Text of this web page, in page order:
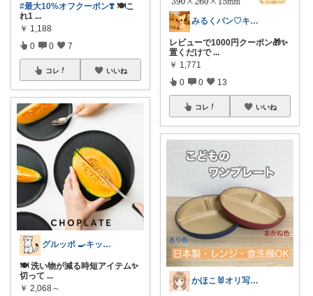
#最大10%オフクーポン❣️ 🍽️こ
れ1 ...
￥ 1,188
0 0 7
コレ いいね
グルッポ 🍳キッチン
🍽️ 洗い物が減る時短アイテム✨
切って ...
￥ 2,068～
みるくパン♡キッチンルーム
レビューで1000円クーポン🎁✨
置くだけで ...
￥ 1,771
0 0 13
コレ いいね
かほこ🐰オリ写350枚以上